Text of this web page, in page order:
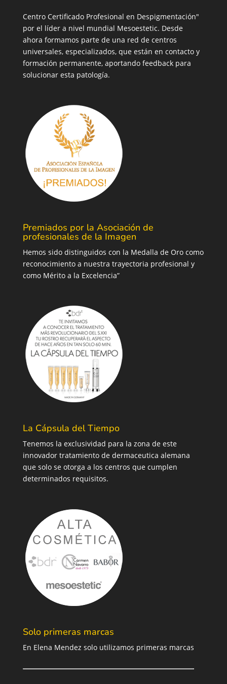
Centro Certificado Profesional en Despigmentación"
por el líder a nivel mundial Mesoestetic. Desde
ahora formamos parte de una red de centros
universales, especializados, que están en contacto y
formación permanente, aportando feedback para
solucionar esta patología.
Premiados por la Asociación de
profesionales de la Imagen
Hemos sido distinguidos con la Medalla de Oro como
reconocimiento a nuestra trayectoria profesional y
como Mérito a la Excelencia”
La Cápsula del Tiempo
Tenemos la exclusividad para la zona de este
innovador tratamiento de dermaceutica alemana
que solo se otorga a los centros que cumplen
determinados requisitos.
Solo primeras marcas
En Elena Mendez solo utilizamos primeras marcas